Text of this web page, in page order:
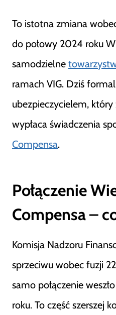
To istotna zmiana
do połowy 2024 roku
samodzielne
ramach VIG. Dziś
ubezpieczycielem,
wypłaca świadczenia
Compensa.
Połączenie
Compensa –
Komisja Nadzoru
sprzeciwu wobec fuzji
samo połączenie
roku. To część szerszej